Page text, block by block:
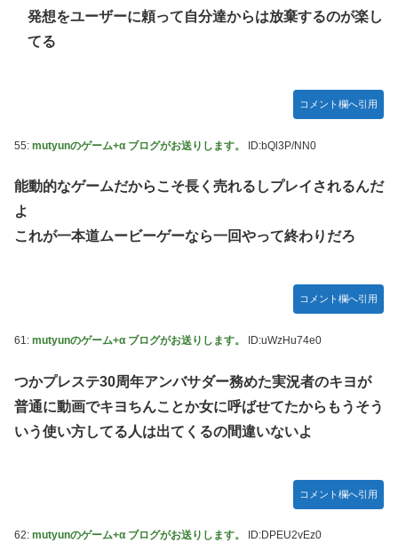
発想をユーザーに頼って自分達からは放棄するのが楽し
てる
コメント欄へ引用
55: mutyunのゲーム+α ブログがお送りします。 ID:bQl3P/NN0
能動的なゲームだからこそ長く売れるしプレイされるんだ
よ
これが一本道ムービーゲーなら一回やって終わりだろ
コメント欄へ引用
61: mutyunのゲーム+α ブログがお送りします。 ID:uWzHu74e0
つかプレステ30周年アンバサダー務めた実況者のキヨが
普通に動画でキヨちんことか女に呼ばせてたからもうそう
いう使い方してる人は出てくるの間違いないよ
コメント欄へ引用
62: mutyunのゲーム+α ブログがお送りします。 ID:DPEU2vEz0